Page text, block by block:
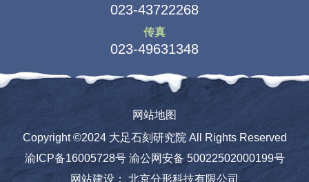
023-43722268
传真
023-49631348
网站地图
Copyright ©2024 大足石刻研究院 All Rights Reserved
渝ICP备16005728号 渝公网安备 50022502000199号
网站建设 ： 北京分形科技有限公司